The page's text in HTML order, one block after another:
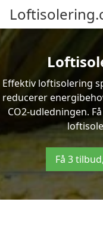
Effektiv loftisolering
reducerer
CO2-udledningen.
Få 3